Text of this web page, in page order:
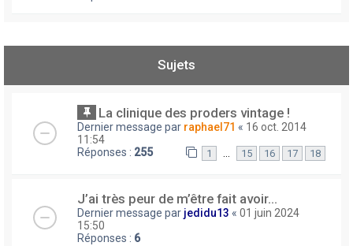
Sujets
La clinique des proders vintage !
Dernier message par raphael71 « 16 oct. 2014
11:54
Réponses : 255 1 … 15 16 17 18
J’ai très peur de m’être fait avoir...
Dernier message par jedidu13 « 01 juin 2024
15:50
Réponses : 6